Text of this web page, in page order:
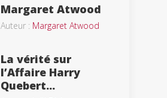
Margaret Atwood
Auteur : Margaret Atwood
La vérité sur
l’Affaire Harry
Quebert...